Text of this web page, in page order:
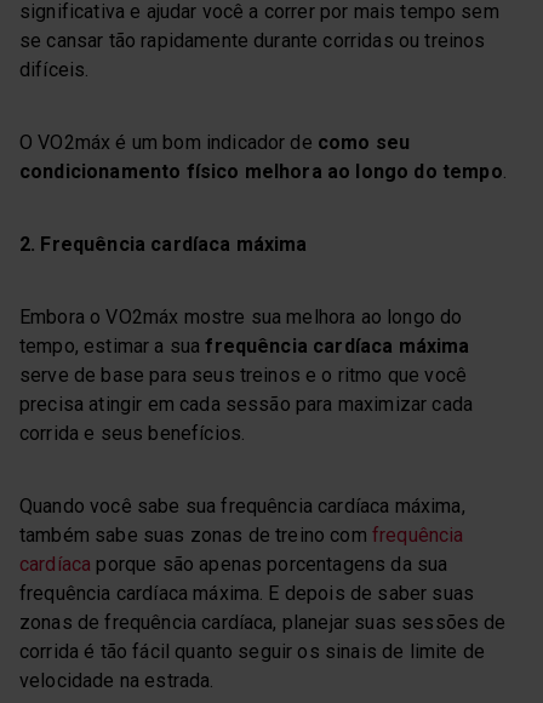
significativa e ajudar você a correr por mais tempo sem
se cansar tão rapidamente durante corridas ou treinos
difíceis.
O VO2máx é um bom indicador de como seu
condicionamento físico melhora ao longo do tempo
2. Frequência cardíaca máxima
Embora o VO2máx mostre sua melhora ao longo do
tempo, estimar a suafrequência cardíaca máxima
serve de base para seus treinos e o ritmo que você
precisa atingir em cada sessão para maximizar cada
corrida e seus benefícios.
Quando você sabe sua frequência cardíaca máxima,
também sabe suas zonas de treino com frequência
cardíaca porque são apenas porcentagens da sua
frequência cardíaca máxima. E depois de saber suas
zonas de frequência cardíaca, planejar suas sessões de
corrida é tão fácil quanto seguir os sinais de limite de
velocidade na estrada.